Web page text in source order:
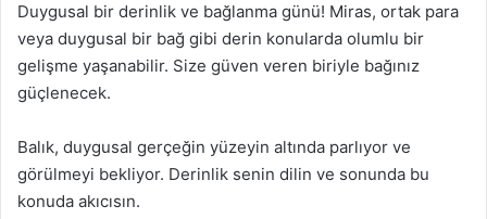
Duygusal bir derinlik ve bağlanma günü! Miras, ortak para
veya duygusal bir bağ gibi derin konularda olumlu bir
gelişme yaşanabilir. Size güven veren biriyle bağınız
güçlenecek.
Balık, duygusal gerçeğin yüzeyin altında parlıyor ve
görülmeyi bekliyor. Derinlik senin dilin ve sonunda bu
konuda akıcısın.